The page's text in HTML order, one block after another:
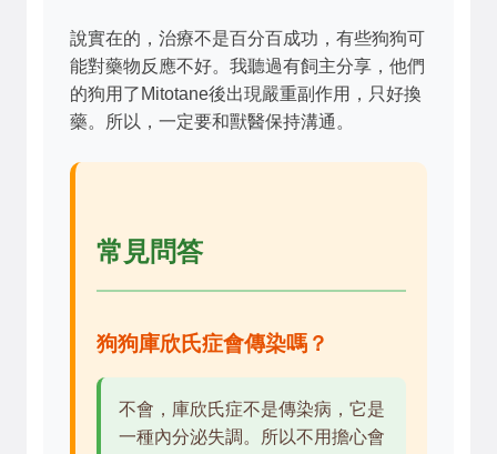
說實在的，治療不是百分百成功，有些狗狗可
能對藥物反應不好。我聽過有飼主分享，他們
的狗用了Mitotane後出現嚴重副作用，只好換
藥。所以，一定要和獸醫保持溝通。
常見問答
狗狗庫欣氏症會傳染嗎？
不會，庫欣氏症不是傳染病，它是
一種內分泌失調。所以不用擔心會